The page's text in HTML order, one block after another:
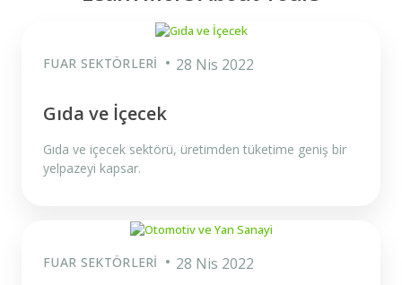
FUAR SEKTÖRLERI 28 Nis 2022
Gıda ve İçecek
Gıda ve içecek sektörü, üretimden tüketime geniş bir
yelpazeyi kapsar.
FUAR SEKTÖRLERI 28 Nis 2022